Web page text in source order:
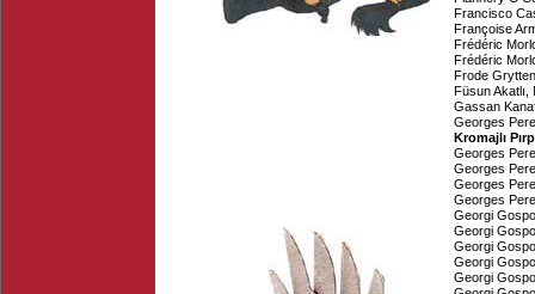
Francisco
Françoise
Frédéric
Frédéric
Frode Grytten
Füsun Akatlı
Gassan
Georges
Kromajlı
Georges
Georges
Georges
Georges
Georgi
Georgi
Georgi
Georgi
Georgi